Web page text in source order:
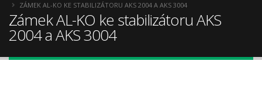
ZÁMEK AL-KO KE STABILIZÁTORU AKS 2004 A AKS 3004
Zámek AL-KO ke stabilizátoru AKS
2004 a AKS 3004